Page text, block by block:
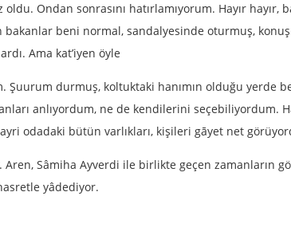
oldu. Ondan sonrasını hatırlamıyorum. Hayır
bakanlar beni normal, sandalyesinde oturmuş,
Ama kat’iyen öyle
Şuurum durmuş, koltuktaki hanımın olduğu yerde
anlıyordum, ne de kendilerini seçebiliyordum.
odadaki bütün varlıkları, kişileri gāyet net
Aren, Sâmiha Ayverdi ile birlikte geçen zamanların
yâdediyor.